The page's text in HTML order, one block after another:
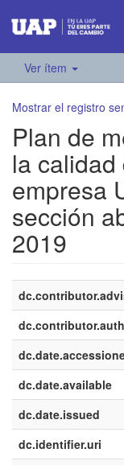
Ver ítem
Mostrar el registro
Plan de
la
empresa
sección
2019
dc.date.available
dc.date.issued
dc.identifier.uri